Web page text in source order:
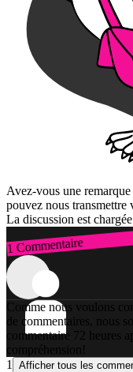
Avez-vous une
pouvez nous transmettre
La discussion est
1 Commentaire
Connexion
Comme nous voulons
de commentaires, nous
commentaire 72 heures
compréhension!
1
Afficher tous les